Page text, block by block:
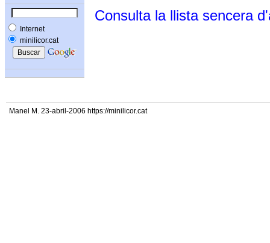
Internet
minilicor.cat
Consulta la llista sencera
Manel M. 23-abril-2006 https://minilicor.cat